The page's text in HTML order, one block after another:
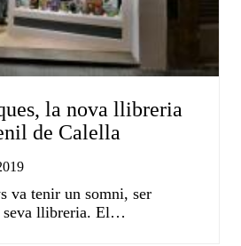
la nova llibreria
de Calella
va tenir un somni, ser
seva llibreria. El…